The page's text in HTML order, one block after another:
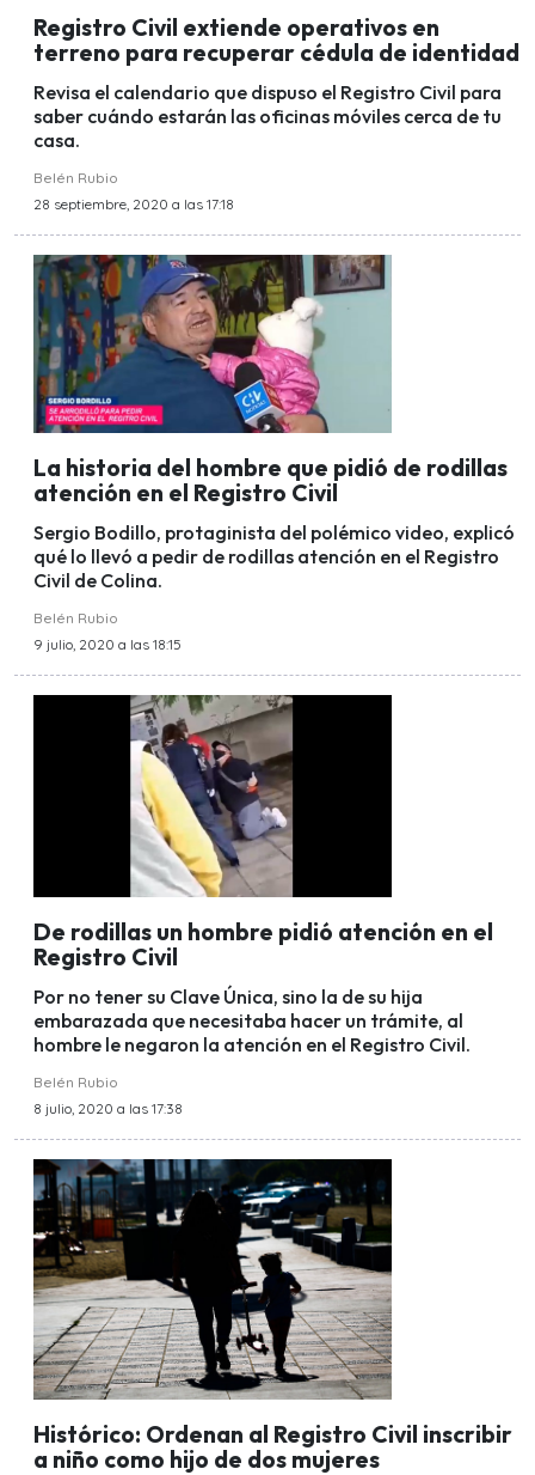
Registro Civil extiende operativos en
terreno para recuperar cédula de identidad
Revisa el calendario que dispuso el Registro Civil para
saber cuándo estarán las oficinas móviles cerca de tu
casa.
Belén Rubio
28 septiembre, 2020 a las 17:18
La historia del hombre que pidió de rodillas
atención en el Registro Civil
Sergio Bodillo, protaginista del polémico video, explicó
qué lo llevó a pedir de rodillas atención en el Registro
Civil de Colina.
Belén Rubio
9 julio, 2020 a las 18:15
De rodillas un hombre pidió atención en el
Registro Civil
Por no tener su Clave Única, sino la de su hija
embarazada que necesitaba hacer un trámite, al
hombre le negaron la atención en el Registro Civil.
Belén Rubio
8 julio, 2020 a las 17:38
Histórico: Ordenan al Registro Civil inscribir
a niño como hijo de dos mujeres